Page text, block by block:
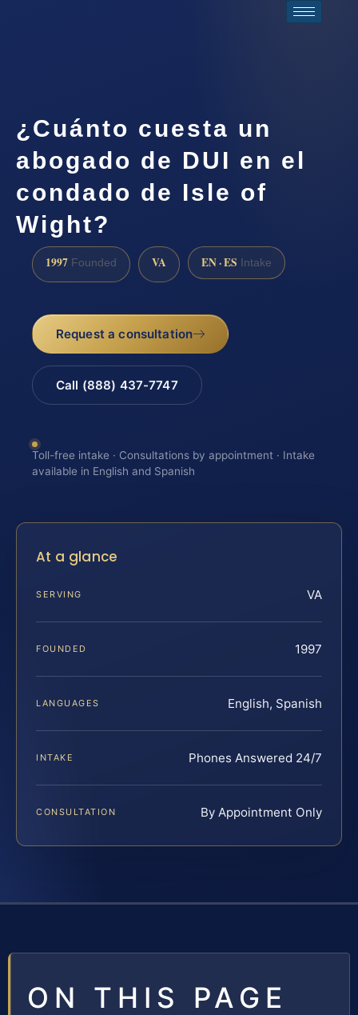
¿Cuánto cuesta un
abogado de DUI en el
condado de Isle of
Wight?
1997 Founded VA EN · ES Intake
Request a consultation
Call (888) 437-7747
Toll-free intake · Consultations by appointment · Intake
available in English and Spanish
At a glance
SERVING VA
FOUNDED 1997
LANGUAGES English, Spanish
INTAKE Phones Answered 24/7
CONSULTATION By Appointment Only
ON THIS PAGE